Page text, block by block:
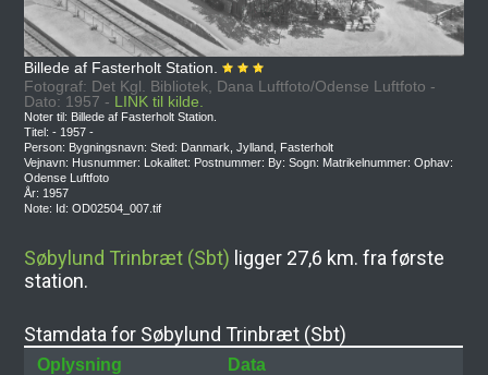
Billede af Fasterholt Station.
Fotograf: Det Kgl. Bibliotek, Dana Luftfoto/Odense Luftfoto -
Dato: 1957 - LINK til kilde.
Noter til: Billede af Fasterholt Station.
Titel: - 1957 -
Person: Bygningsnavn: Sted: Danmark, Jylland, Fasterholt
Vejnavn: Husnummer: Lokalitet: Postnummer: By: Sogn: Matrikelnummer: Ophav:
Odense Luftfoto
År: 1957
Note: Id: OD02504_007.tif
Søbylund Trinbræt (Sbt) ligger 27,6 km. fra første
station.
Stamdata for Søbylund Trinbræt (Sbt)
Oplysning
Data